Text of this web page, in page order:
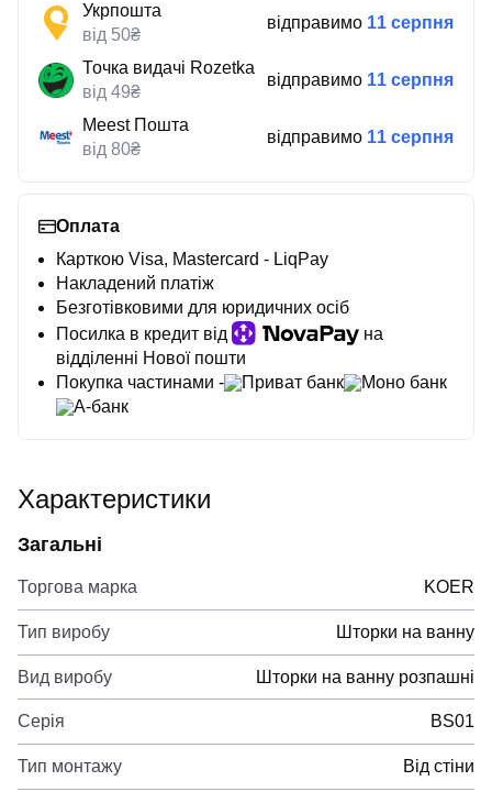
Укрпошта
від 50₴
відправимо 11 серпня
Точка видачі Rozetka
від 49₴
відправимо 11 серпня
Meest Пошта
від 80₴
відправимо 11 серпня
Оплата
Карткою Visa, Mastercard - LiqPay
Накладений платіж
Безготівковими для юридичних осіб
Посилка в кредит від
на
відділенні Нової пошти
Покупка частинами -
Приват банк
Моно банк
А-банк
Характеристики
Загальні
Торгова марка KOER
Тип виробу Шторки на ванну
Вид виробу Шторки на ванну розпашні
Серія BS01
Тип монтажу Від стіни